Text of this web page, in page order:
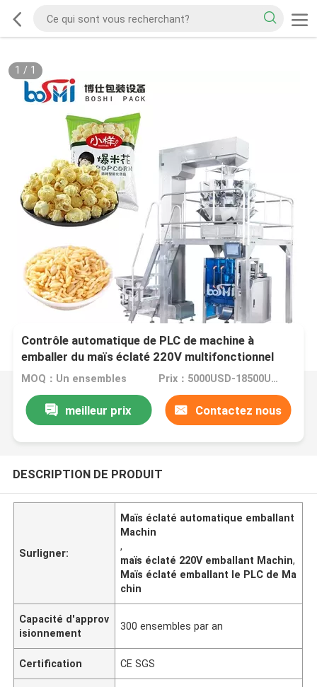
1 / 1
Contrôle automatique de PLC de machine à
emballer du maïs éclaté 220V multifonctionnel
MOQ：Un ensembles Prix：5000USD-18500USD per set
meilleur prix Contactez nous
DESCRIPTION DE PRODUIT
Surligner:
Maïs éclaté automatique emballant
Machin
,
maïs éclaté 220V emballant Machin,
Maïs éclaté emballant le PLC de Ma
chin
Capacité d'approv
isionnement
300 ensembles par an
Certification CE SGS